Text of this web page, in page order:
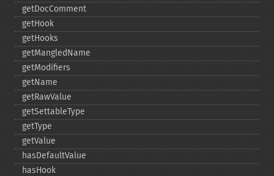
getDocComment
getHook
getHooks
getMangledName
getModifiers
getName
getRawValue
getSettableType
getType
getValue
hasDefaultValue
hasHook